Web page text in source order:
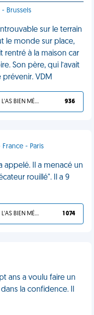
Brussels
sur le terrain
le monde sur place,
rentré à la maison car
Son père, qui l’avait
prévenir. VDM
TU L'AS BIEN MÉRITÉ 936
France - Paris
appelé. Il a menacé un
rouillé". Il a 9
TU L'AS BIEN MÉRITÉ 1 074
ans a voulu faire un
la confidence. Il